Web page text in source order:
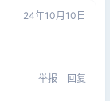
24年10月10日
举报 回复